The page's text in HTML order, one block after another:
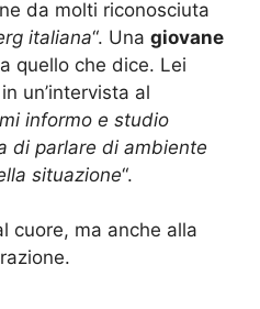
da molti riconosciuta
italiana“. Una giovane
quello che dice. Lei
un’intervista al
mi informo e studio
di parlare di ambiente
situazione“.
cuore, ma anche alla